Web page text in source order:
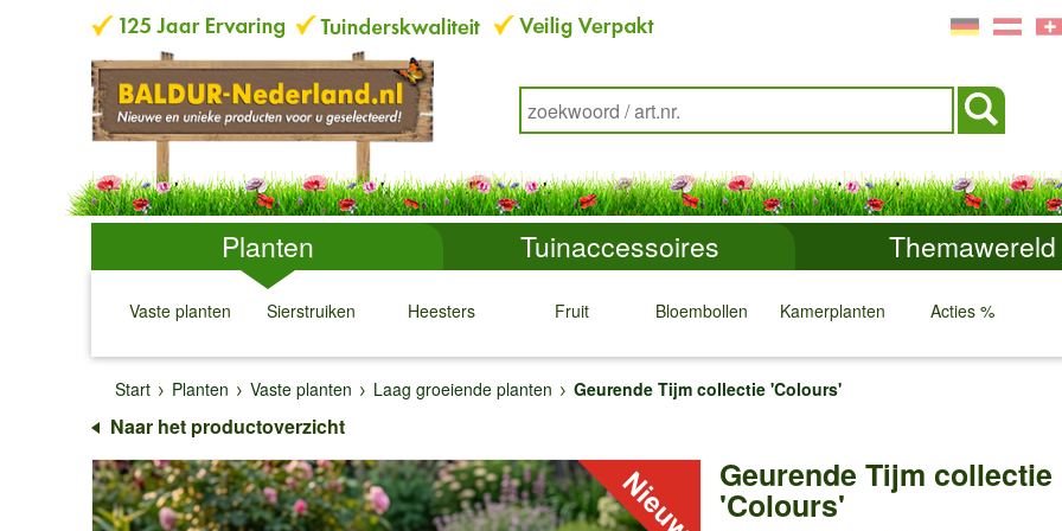
Planten Tuinaccessoires Themawereld
Vaste planten
↓
Sierstruiken
↓
Heesters
↓
Fruit
↓
Bloembollen
↓
Kamerplanten
↓
Acties %
↓ ↓
Start
Planten Vaste planten Laag groeiende planten Geurende Tijm collectie 'Colours'
Naar het productoverzicht
Geurende Tijm collectie
'Colours'